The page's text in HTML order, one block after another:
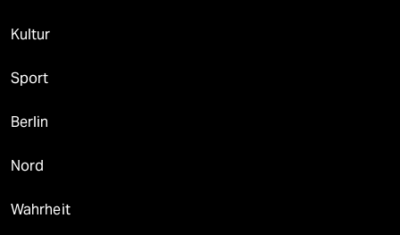
Kultur
Sport
Berlin
Nord
Wahrheit